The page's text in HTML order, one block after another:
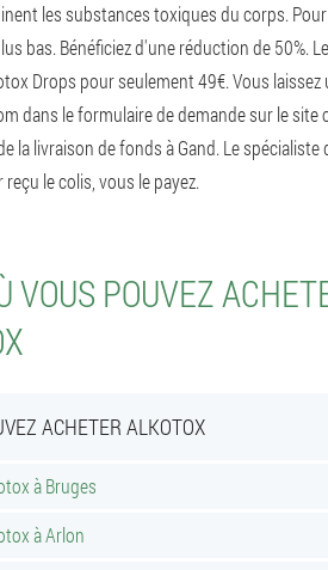
les substances toxiques du corps.
bas. Bénéficiez d'une réduction de 50%.
Drops pour seulement 49€. Vous laissez
dans le formulaire de demande sur le site
la livraison de fonds à Gand. Le spécialiste
le colis, vous le payez.
VOUS POUVEZ
ACHETER ALKOTOX
à Bruges
à Arlon